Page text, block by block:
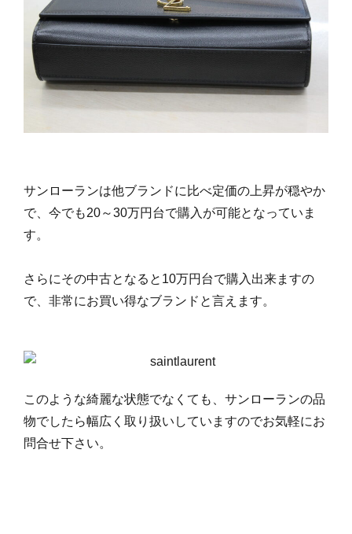
サンローランは他ブランドに比べ定価の上昇が穏やか
で、今でも20～30万円台で購入が可能となっていま
す。
さらにその中古となると10万円台で購入出来ますの
で、非常にお買い得なブランドと言えます。
このような綺麗な状態でなくても、サンローランの品
物でしたら幅広く取り扱いしていますのでお気軽にお
問合せ下さい。